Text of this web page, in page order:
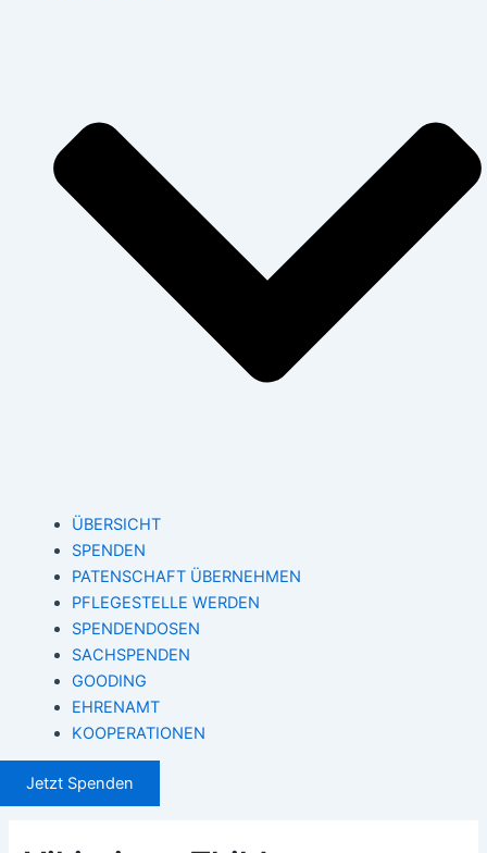
ÜBERSICHT
SPENDEN
PATENSCHAFT ÜBERNEHMEN
PFLEGESTELLE WERDEN
SPENDENDOSEN
SACHSPENDEN
GOODING
EHRENAMT
KOOPERATIONEN
Jetzt Spenden